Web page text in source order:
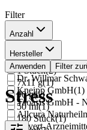
Filter
Anzahl
(1 )
500 ml(1)
1 Stück(2)
7x11 g(1)
90 g(1)
50 ml(1)
180 Stück(1)
Hersteller
SONNENMOOR
Dr. Willmar
Kneipp GmbH(1)
Taoasis GmbH -
Allcura
Hevert-
Anwenden Filter
Stress